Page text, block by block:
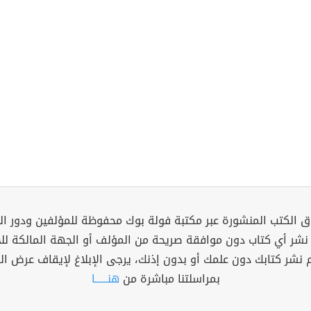
الكتب المنشورة عبر مكتبة فولة بوك محفوظة للمؤلفين ودور
نشر أي كتاب دون موافقة صريحة من المؤلف أو الجهة المالكة
نشر كتابك دون علمك أو بدون إذنك، يرجى الإبلاغ لإيقاف عرض
بمراسلتنا مباشرة من هنــــــا